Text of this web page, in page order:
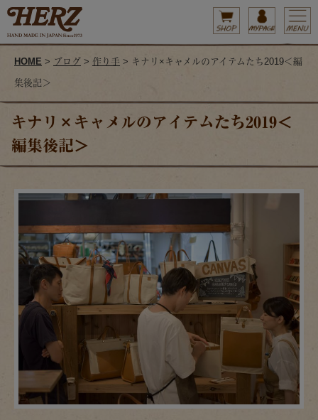
HOME > ブログ > 作り手 > キナリ×キャメルのアイテムたち2019＜編
集後記＞
キナリ×キャメルのアイテムたち2019＜
編集後記＞